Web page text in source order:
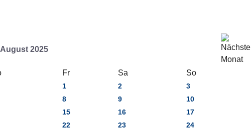
August 2025
Fr Sa So
1 2
3
8 9
10
15 16
17
22 23
24